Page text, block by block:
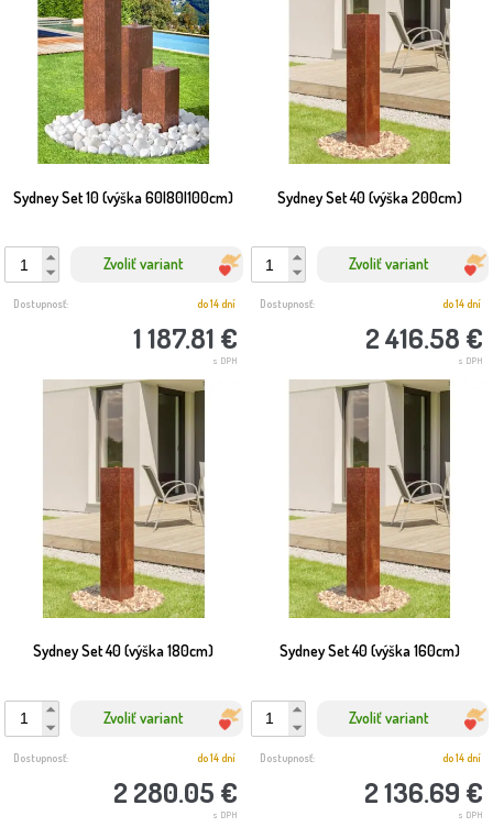
Sydney Set 10 (výška 60|80|100cm)
Zvoliť variant
1 187.81 €
s DPH
Dostupnosť: do 14 dní
Sydney Set 40 (výška 200cm)
Zvoliť variant
2 416.58 €
s DPH
Dostupnosť: do 14 dní
Sydney Set 40 (výška 180cm)
Zvoliť variant
2 280.05 €
s DPH
Dostupnosť: do 14 dní
Sydney Set 40 (výška 160cm)
Zvoliť variant
2 136.69 €
s DPH
Dostupnosť: do 14 dní